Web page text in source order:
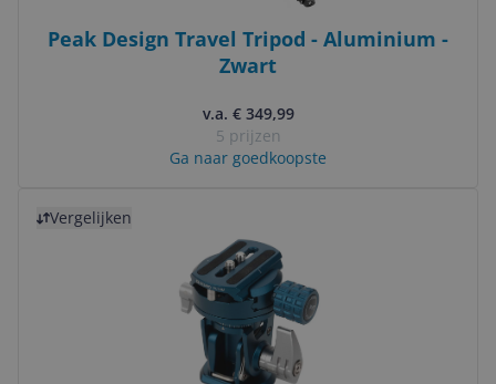
Peak Design Travel Tripod - Aluminium -
Zwart
v.a. € 349,99
5 prijzen
Ga naar goedkoopste
Vergelijken